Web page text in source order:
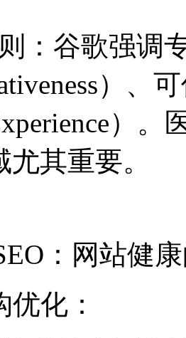
：谷歌强调
）、
）
其重要。
：网站健
化：